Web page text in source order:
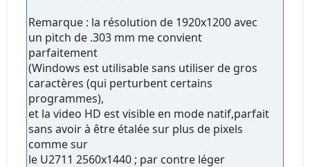
Remarque : la résolution de 1920x1200 avec
un pitch de .303 mm me convient
parfaitement
(Windows est utilisable sans utiliser de gros
caractères (qui perturbent certains
programmes),
et la video HD est visible en mode natif,parfait
sans avoir à être étalée sur plus de pixels
comme sur
le U2711 2560x1440 ; par contre léger